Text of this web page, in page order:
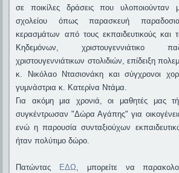
σε ποικίλες δράσεις που
σχολείου όπως παρασκευή
κερασμάτων από τους εκπαιδευτικούς
Κηδεμόνων, χριστουγεννιάτικο
χριστουγεννιάτικων στολιδιών, επίδειξη
κ. Νικόλαο Ντασιονάκη και σύγχρονοι
γυμνάστρια κ. Κατερίνα Ντάμα.
Για ακόμη μια χρονιά, οι μαθητές μας
συγκέντρωσαν "Δώρα Αγάπης" για
ενώ η παρουσία συνταξιούχων
ήταν πολύτιμο δώρο.
Πατώντας ΕΔΩ, μπορείτε να